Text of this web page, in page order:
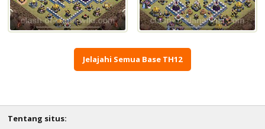
Jelajahi Semua Base TH12
Tentang situs: